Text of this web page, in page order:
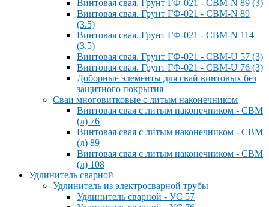
Винтовая свая. Грунт ГФ-021 - СВМ-N 89 (3)
Винтовая свая. Грунт ГФ-021 - СВМ-N 89
(3.5)
Винтовая свая. Грунт ГФ-021 - СВМ-N 114
(3.5)
Винтовая свая. Грунт ГФ-021 - СВМ-U 57 (3)
Винтовая свая. Грунт ГФ-021 - СВМ-U 76 (3)
Доборные элементы для свай винтовых без
защитного покрытия
Сваи многовитковые с литым наконечником
Винтовая свая с литым наконечником - СВМ
(л) 76
Винтовая свая с литым наконечником - СВМ
(л) 89
Винтовая свая с литым наконечником - СВМ
(л) 108
Удлинитель сварной
Удлинитель из электросварной трубы
Удлинитель сварной - УС 57